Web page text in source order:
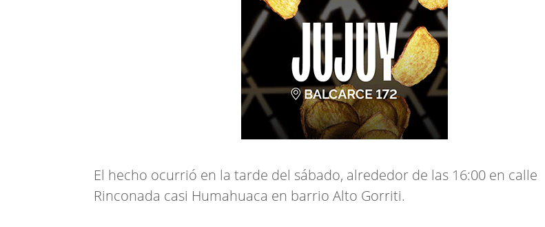
El hecho ocurrió en la tarde del sábado, alrededor de las 16:00 en calle
Rinconada casi Humahuaca en barrio Alto Gorriti.